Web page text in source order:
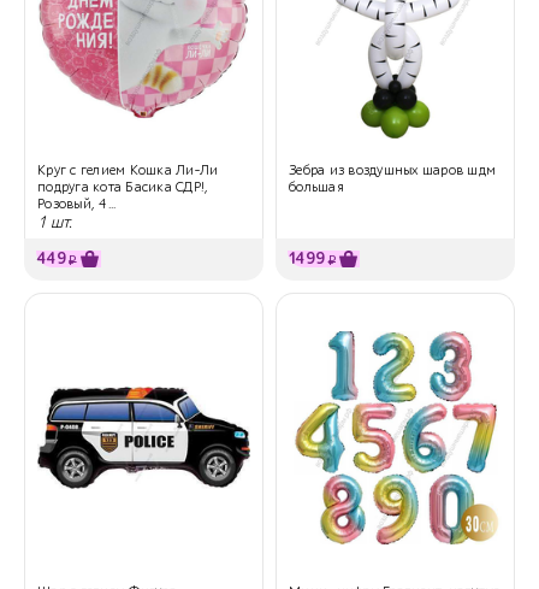
Круг с гелием Кошка Ли-Ли
подруга кота Басика СДР!,
Розовый, 4...
1 шт.
449₽
Зебра из воздушных шаров шдм
большая
1499₽